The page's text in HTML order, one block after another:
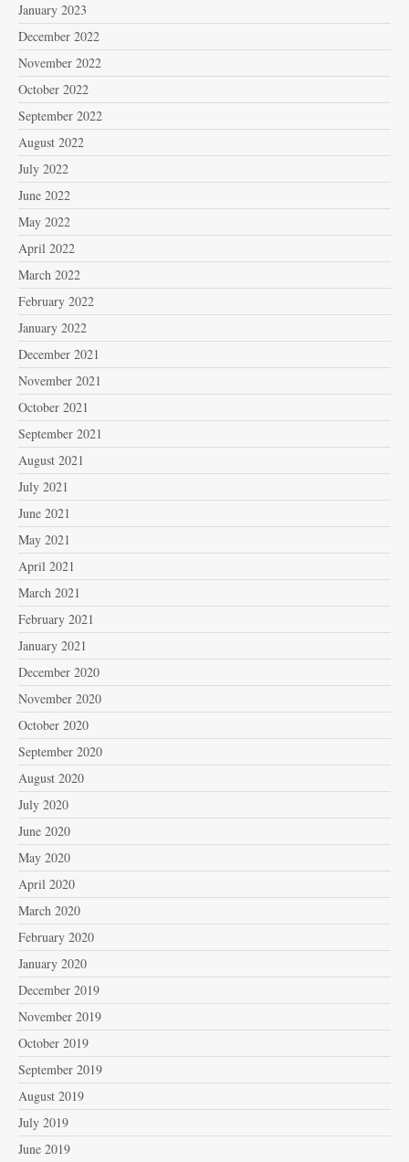
January 2023
December 2022
November 2022
October 2022
September 2022
August 2022
July 2022
June 2022
May 2022
April 2022
March 2022
February 2022
January 2022
December 2021
November 2021
October 2021
September 2021
August 2021
July 2021
June 2021
May 2021
April 2021
March 2021
February 2021
January 2021
December 2020
November 2020
October 2020
September 2020
August 2020
July 2020
June 2020
May 2020
April 2020
March 2020
February 2020
January 2020
December 2019
November 2019
October 2019
September 2019
August 2019
July 2019
June 2019